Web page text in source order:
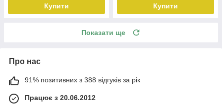
Купити Купити
Показати ще
Про нас
91% позитивних з 388 відгуків за рік
Працює з 20.06.2012